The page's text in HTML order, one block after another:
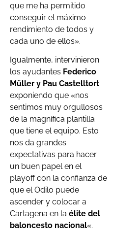
que me ha permitido
conseguir el máximo
rendimiento de todos y
cada uno de ellos».
Igualmente, intervinieron
los ayudantes Federico
Müller y Pau Castelltort
exponiendo que «nos
sentimos muy orgullosos
de la magnífica plantilla
que tiene el equipo. Esto
nos da grandes
expectativas para hacer
un buen papel en el
playoff con la confianza de
que el Odilo puede
ascender y colocar a
Cartagena en la élite del
baloncesto nacional«.